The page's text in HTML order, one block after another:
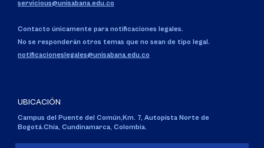
servicious@unisabana.edu.co
Contacto únicamente para notificaciones legales.
No se responderán otros temas que no sean de tipo legal.
notificacioneslegales@unisabana.edu.co
UBICACIÓN
Campus del Puente del Común,Km. 7, Autopista Norte de
Bogotá.Chía, Cundinamarca, Colombia.